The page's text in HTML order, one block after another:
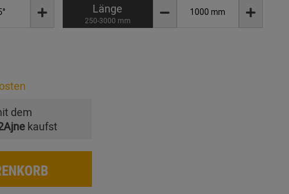
Länge
250-3000 mm
dem
kaufst